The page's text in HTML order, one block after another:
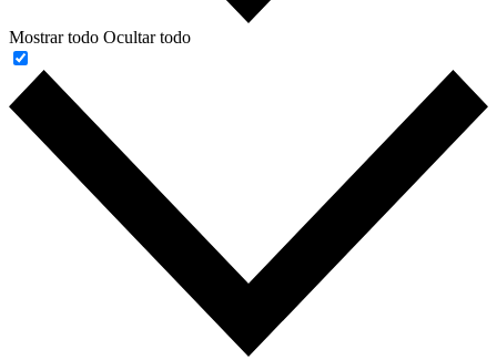
Mostrar todo Ocultar todo